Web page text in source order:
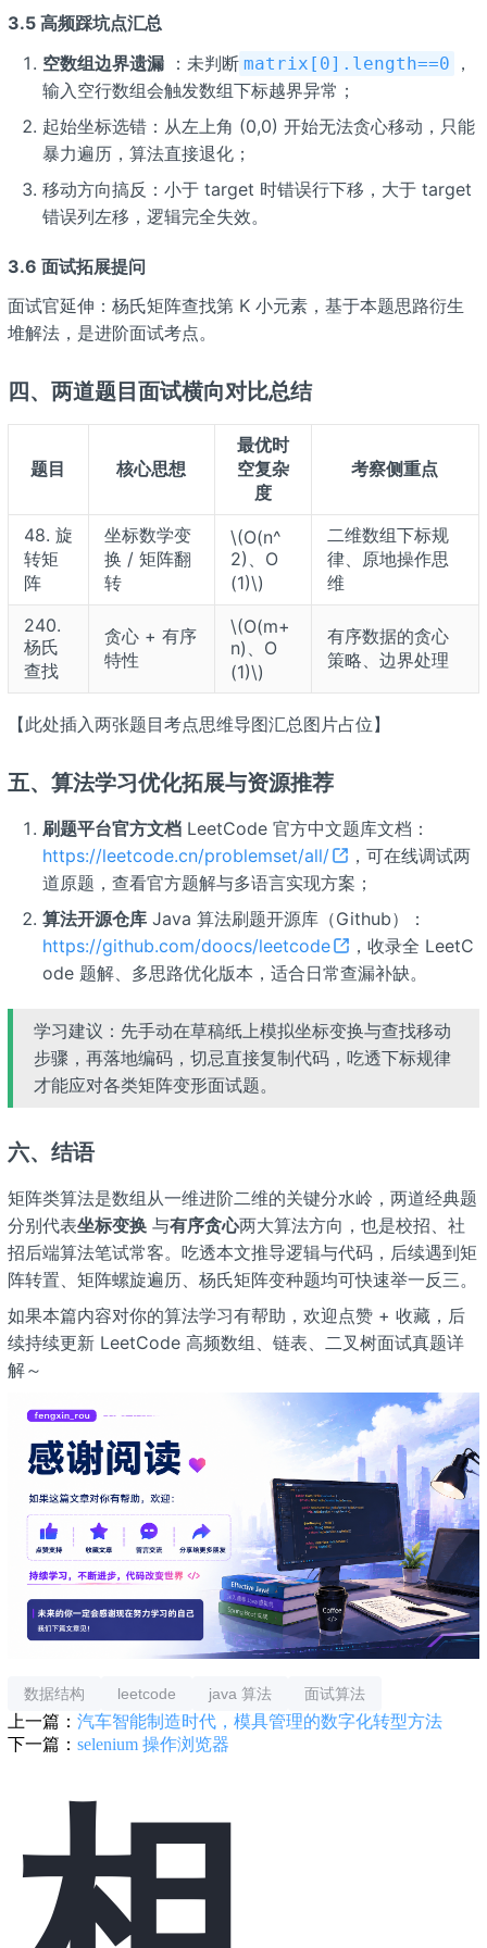
3.5 高频踩坑点汇总
空数组边界遗漏：未判断 matrix[0].length==0
，
输入空行数组会触发数组下标越界异常；
起始坐标选错：从左上角 (0,0) 开始无法贪心移动，只能
暴力遍历，算法直接退化；
移动方向搞反：小于 target 时错误行下移，大于 target
错误列左移，逻辑完全失效。
3.6 面试拓展提问
面试官延伸：杨氏矩阵查找第 K 小元素，基于本题思路衍生
堆解法，是进阶面试考点。
四、两道题目面试横向对比总结
题目 核心思想
最优时
空复杂
度
考察侧重点
48. 旋
转矩
阵
坐标数学变
换 / 矩阵翻
转
\(O(n^
2)、O
(1)\)
二维数组下标规
律、原地操作思
维
240.
杨氏
查找
贪心 + 有序
特性
\(O(m+
n)、O
(1)\)
有序数据的贪心
策略、边界处理
【此处插入两张题目考点思维导图汇总图片占位】
五、算法学习优化拓展与资源推荐
刷题平台官方文档LeetCode 官方中文题库文档：
https://leetcode.cn/problemset/all/
，可在线调试两
道原题，查看官方题解与多语言实现方案；
算法开源仓库Java 算法刷题开源库（Github）：
https://github.com/doocs/leetcode
，收录全 LeetC
ode 题解、多思路优化版本，适合日常查漏补缺。
学习建议：先手动在草稿纸上模拟坐标变换与查找移动
步骤，再落地编码，切忌直接复制代码，吃透下标规律
才能应对各类矩阵变形面试题。
六、结语
矩阵类算法是数组从一维进阶二维的关键分水岭，两道经典题
分别代表坐标变换与有序贪心两大算法方向，也是校招、社
招后端算法笔试常客。吃透本文推导逻辑与代码，后续遇到矩
阵转置、矩阵螺旋遍历、杨氏矩阵变种题均可快速举一反三。
如果本篇内容对你的算法学习有帮助，欢迎点赞 + 收藏，后
续持续更新 LeetCode 高频数组、链表、二叉树面试真题详
解～
数据结构 leetcode java 算法 面试算法
上一篇： 汽车智能制造时代，模具管理的数字化转型方法
下一篇： selenium 操作浏览器